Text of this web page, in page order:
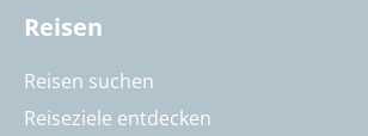
Reisen
Reisen suchen
Reiseziele entdecken